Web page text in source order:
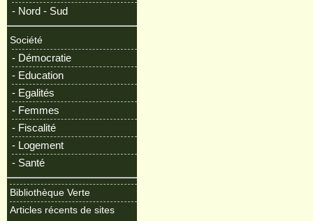
- Nord - Sud
Société
- Démocratie
- Education
- Egalités
- Femmes
- Fiscalité
- Logement
- Santé
Bibliothèque Verte
Articles récents de sites